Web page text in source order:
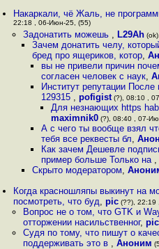
Накаркали, чё Жаль, не
22:18 , 06-Июн-25, (55)
Задонатить можешь , L29Ah
Зачем донатить челу,
бред про ящериков, котор,
вы не привели причин
согласен человек с наук,
Институт репутации
129315 ,pofigist (?), 08:10 ,
Для незнающих https
maximnik0(?), 08:40 , 07-
А с чего ты вообще взял
тебя все реквесты бл,
Как зачем Дешевле
пример больше Только на
Скрыто модератором,
Когда красношляпы выкинут на
посмотреть, что буд,pic (??), 22:19
Вопрос не о том, что GTK и
отторжении насильственног, pic
Судя по тому, что пишут о
поддерживать это в , Аноним